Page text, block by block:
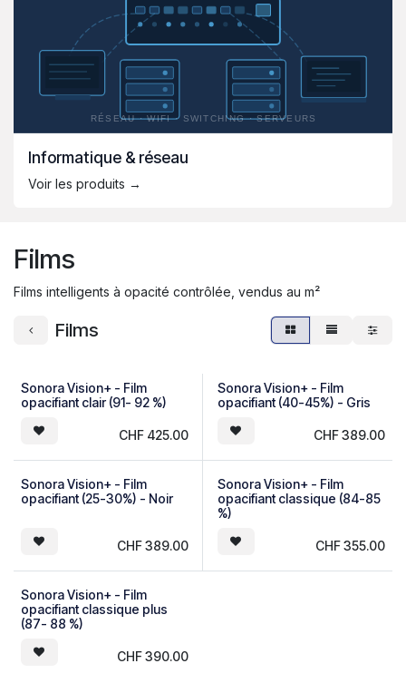
Informatique & réseau
Voir les produits →
Films
Films intelligents à opacité contrôlée, vendus au m²
Films
Sonora Vision+ - Film
opacifiant clair (91- 92 %)
CHF 425.00
Sonora Vision+ - Film
opacifiant (40-45%) - Gris
CHF389.00
Sonora Vision+ - Film
opacifiant (25-30%) - Noir
CHF389.00
Sonora Vision+ - Film
opacifiant classique (84-85
%)
CHF355.00
Sonora Vision+ - Film
opacifiant classique plus
(87- 88 %)
CHF390.00